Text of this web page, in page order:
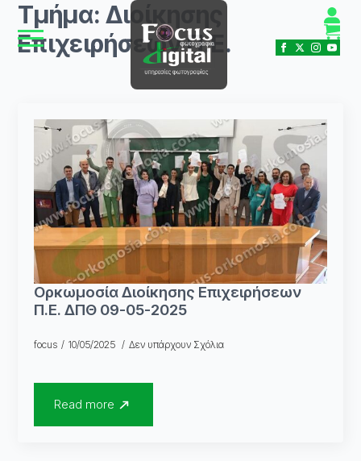
Τμήμα:Διοίκησης
Επιχειρήσεων Π.Ε.
Ορκωμοσία Διοίκησης Επιχειρήσεων
Π.Ε. ΔΠΘ 09-05-2025
focus 10/05/2025 Δεν υπάρχουν Σχόλια
Read more